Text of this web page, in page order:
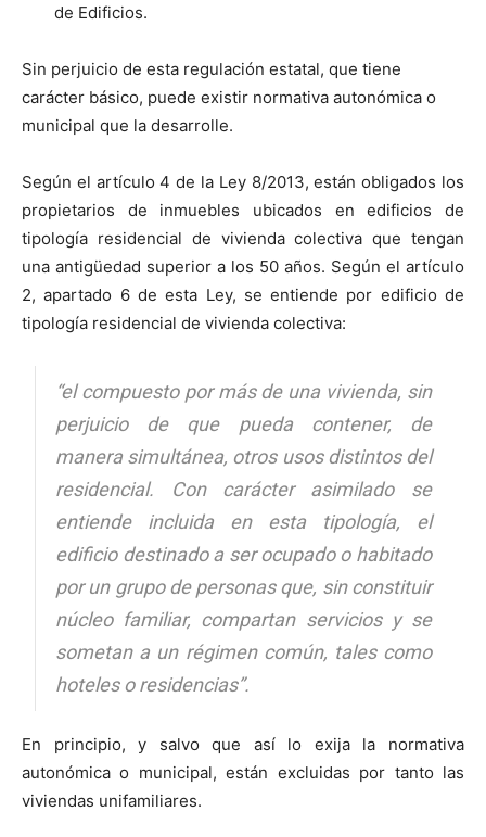
de Edificios.
Sin perjuicio de esta regulación estatal, que tiene
carácter básico, puede existir normativa autonómica o
municipal que la desarrolle.
Según el artículo 4 de la Ley 8/2013, están obligados los
propietarios de inmuebles ubicados en edificios de
tipología residencial de vivienda colectiva que tengan
una antigüedad superior a los 50 años. Según el artículo
2, apartado 6 de esta Ley, se entiende por edificio de
tipología residencial de vivienda colectiva:
“el compuesto por más de una vivienda, sin
perjuicio de que pueda contener, de
manera simultánea, otros usos distintos del
residencial. Con carácter asimilado se
entiende incluida en esta tipología, el
edificio destinado a ser ocupado o habitado
por un grupo de personas que, sin constituir
núcleo familiar, compartan servicios y se
sometan a un régimen común, tales como
hoteles o residencias”.
En principio, y salvo que así lo exija la normativa
autonómica o municipal, están excluidas por tanto las
viviendas unifamiliares.